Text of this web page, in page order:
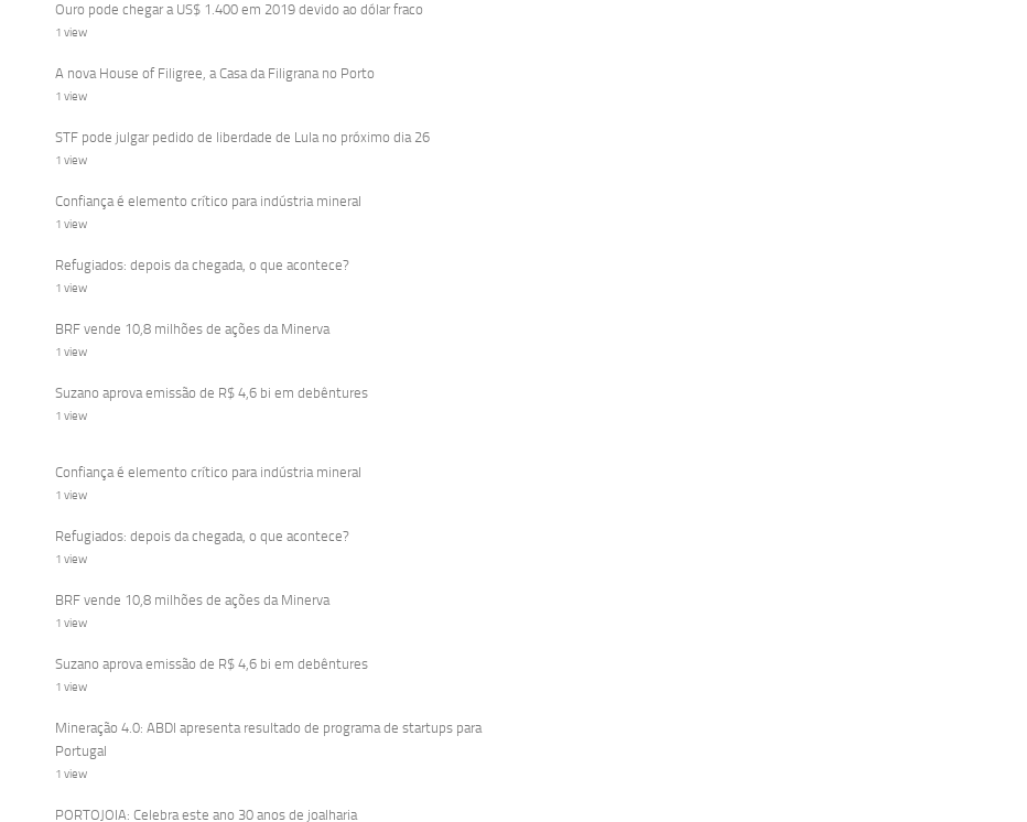
Ouro pode chegar a US$ 1.400 em 2019 devido ao dólar fraco
1 view
A nova House of Filigree, a Casa da Filigrana no Porto
1 view
STF pode julgar pedido de liberdade de Lula no próximo dia 26
1 view
Confiança é elemento crítico para indústria mineral
1 view
Refugiados: depois da chegada, o que acontece?
1 view
BRF vende 10,8 milhões de ações da Minerva
1 view
Suzano aprova emissão de R$ 4,6 bi em debêntures
1 view
Confiança é elemento crítico para indústria mineral
1 view
Refugiados: depois da chegada, o que acontece?
1 view
BRF vende 10,8 milhões de ações da Minerva
1 view
Suzano aprova emissão de R$ 4,6 bi em debêntures
1 view
Mineração 4.0: ABDI apresenta resultado de programa de startups para
Portugal
1 view
PORTOJOIA: Celebra este ano 30 anos de joalharia